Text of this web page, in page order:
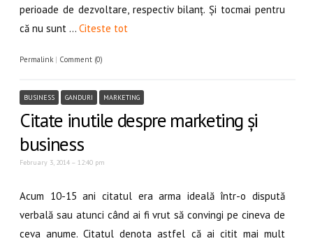
perioade de dezvoltare, respectiv bilanț. Și tocmai pentru
că nu sunt … Citeste tot
Permalink | Comment (0)
BUSINESS GANDURI MARKETING
Citate inutile despre marketing și
business
February 3, 2014 – 12:40 pm
Acum 10-15 ani citatul era arma ideală într-o dispută
verbală sau atunci când ai fi vrut să convingi pe cineva de
ceva anume. Citatul denota astfel că ai citit mai mult